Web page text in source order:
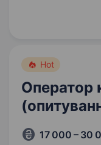
картриджі та
Hot
Оператор
17 000 – 30